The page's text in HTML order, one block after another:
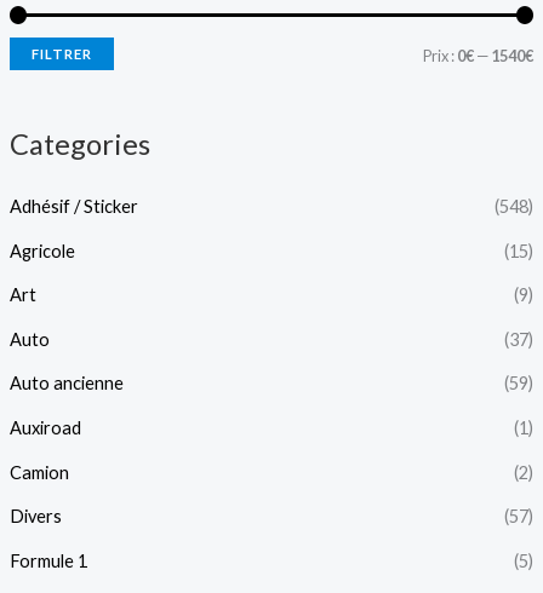
ia
FILTRER Prix :0€—1540€
Categories
Adhésif / Sticker (548)
Agricole (15)
Art (9)
Auto (37)
Auto ancienne (59)
Auxiroad (1)
Camion (2)
Divers (57)
Formule 1 (5)